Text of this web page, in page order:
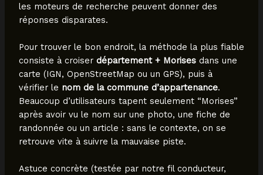
les moteurs de recherche peuvent donner des
réponses disparates.
Pour trouver le bon endroit, la méthode la plus fiable
consiste à croiser département + Morisesdans une
carte (IGN, OpenStreetMap ou un GPS), puis à
vérifier le nom de la commune d’appartenance.
Beaucoup d’utilisateurs tapent seulement “Morises”
après avoir vu le nom sur une photo, une fiche de
randonnée ou un article : sans le contexte, on se
retrouve vite à suivre la mauvaise piste.
Astuce concrète (testée par notre fil conducteur,